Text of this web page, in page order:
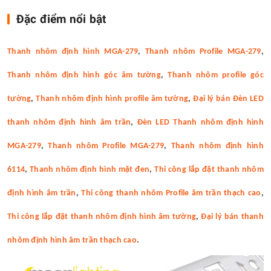
Đặc điểm nổi bật
Thanh nhôm định hình MGA-279, Thanh nhôm Profile MGA-279,
Thanh nhôm định hình góc âm tường,Thanh nhôm profile góc
tường,Thanh nhôm định hình profile âm tường,Đại lý bán Đèn LED
thanh nhôm định hình âm trần, Đèn LED Thanh nhôm định hình
MGA-279,Thanh nhôm Profile MGA-279, Thanh nhôm định hình
6114,Thanh nhôm định hình mặt đen,Thi công lắp đặt thanh nhôm
định hình âm trần ,Thi công thanh nhôm Profile âm trần thạch cao ,
Thi công lắp đặt thanh nhôm định hình âm tường,Đại lý bán thanh
nhôm định hình âm trần thạch cao.